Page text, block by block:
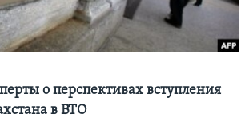
о перспективах вступления
в ВТО